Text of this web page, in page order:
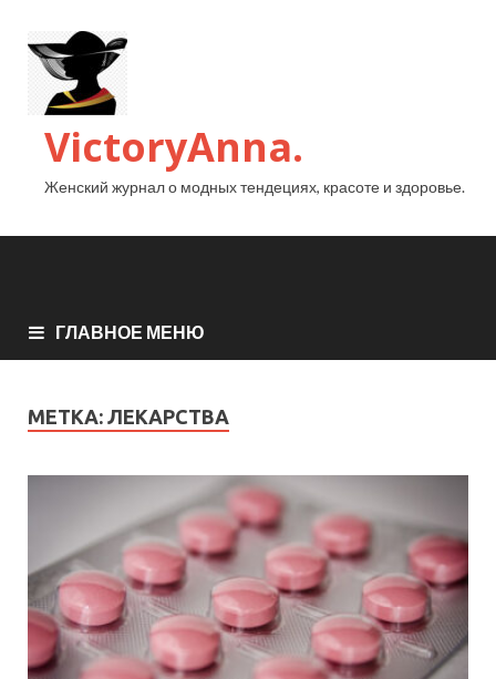
VictoryAnna.
Женский журнал о модных тендециях, красоте и здоровье.
ГЛАВНОЕ МЕНЮ
МЕТКА: ЛЕКАРСТВА